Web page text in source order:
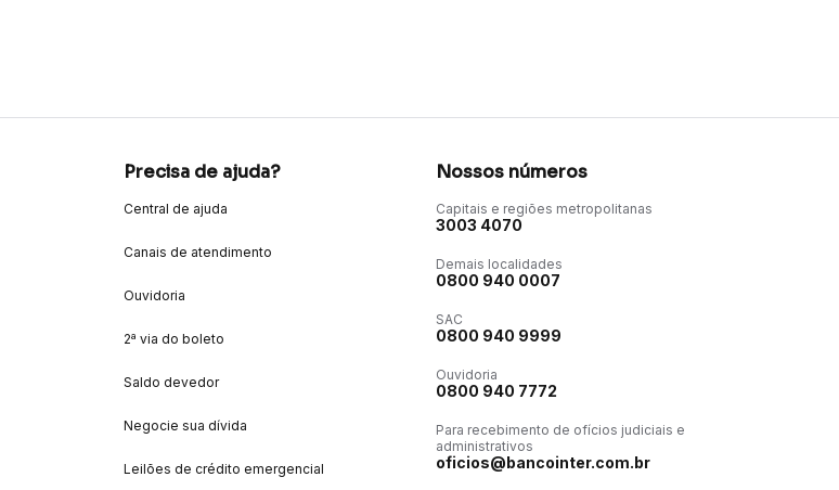
Precisa de ajuda?
Central de ajuda
Canais de atendimento
Ouvidoria
2ª via do boleto
Saldo devedor
Negocie sua dívida
Leilões de crédito emergencial
Nossos números
Capitais e regiões metropolitanas
3003 4070
Demais localidades
0800 940 0007
SAC
0800 940 9999
Ouvidoria
0800 940 7772
Para recebimento de ofícios judiciais e
administrativos
oficios@bancointer.com.br